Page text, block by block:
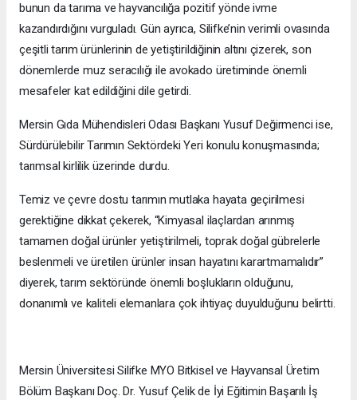
bunun da tarıma ve hayvancılığa pozitif yönde ivme
kazandırdığını vurguladı. Gün ayrıca, Silifke’nin verimli ovasında
çeşitli tarım ürünlerinin de yetiştirildiğinin altını çizerek, son
dönemlerde muz seracılığı ile avokado üretiminde önemli
mesafeler kat edildiğini dile getirdi.
Mersin Gıda Mühendisleri Odası Başkanı Yusuf Değirmenci ise,
Sürdürülebilir Tarımın Sektördeki Yeri konulu konuşmasında;
tarımsal kirlilik üzerinde durdu.
Temiz ve çevre dostu tarımın mutlaka hayata geçirilmesi
gerektiğine dikkat çekerek, “Kimyasal ilaçlardan arınmış
tamamen doğal ürünler yetiştirilmeli, toprak doğal gübrelerle
beslenmeli ve üretilen ürünler insan hayatını karartmamalıdır”
diyerek, tarım sektöründe önemli boşlukların olduğunu,
donanımlı ve kaliteli elemanlara çok ihtiyaç duyulduğunu belirtti.
Mersin Üniversitesi Silifke MYO Bitkisel ve Hayvansal Üretim
Bölüm Başkanı Doç. Dr. Yusuf Çelik de İyi Eğitimin Başarılı İş